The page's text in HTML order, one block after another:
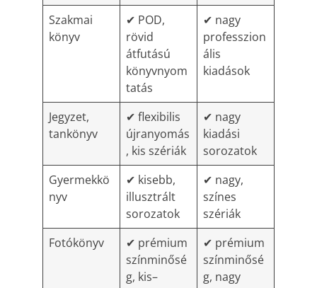
Szakmai
könyv
✔ POD,
rövid
átfutású
könyvnyom
tatás
✔ nagy
professzion
ális
kiadások
Jegyzet,
tankönyv
✔ flexibilis
újranyomás
, kis szériák
✔ nagy
kiadási
sorozatok
Gyermekkö
nyv
✔ kisebb,
illusztrált
sorozatok
✔ nagy,
színes
szériák
Fotókönyv
✔ prémium
színminősé
g, kis–
✔ prémium
színminősé
g, nagy